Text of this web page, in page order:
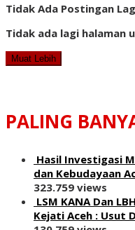
Tidak Ada Postingan
Tidak ada lagi halaman
Muat Lebih
PALING
Hasil Investigasi
dan Kebudayaan
323.759 views
LSM KANA Dan
Kejati Aceh : Usut